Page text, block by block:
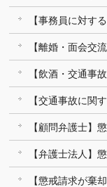
【事務員に対す
【離婚・面会交
【飲酒・交通事
【交通事故に関
【顧問弁護士】
【弁護士法人】
【懲戒請求が棄